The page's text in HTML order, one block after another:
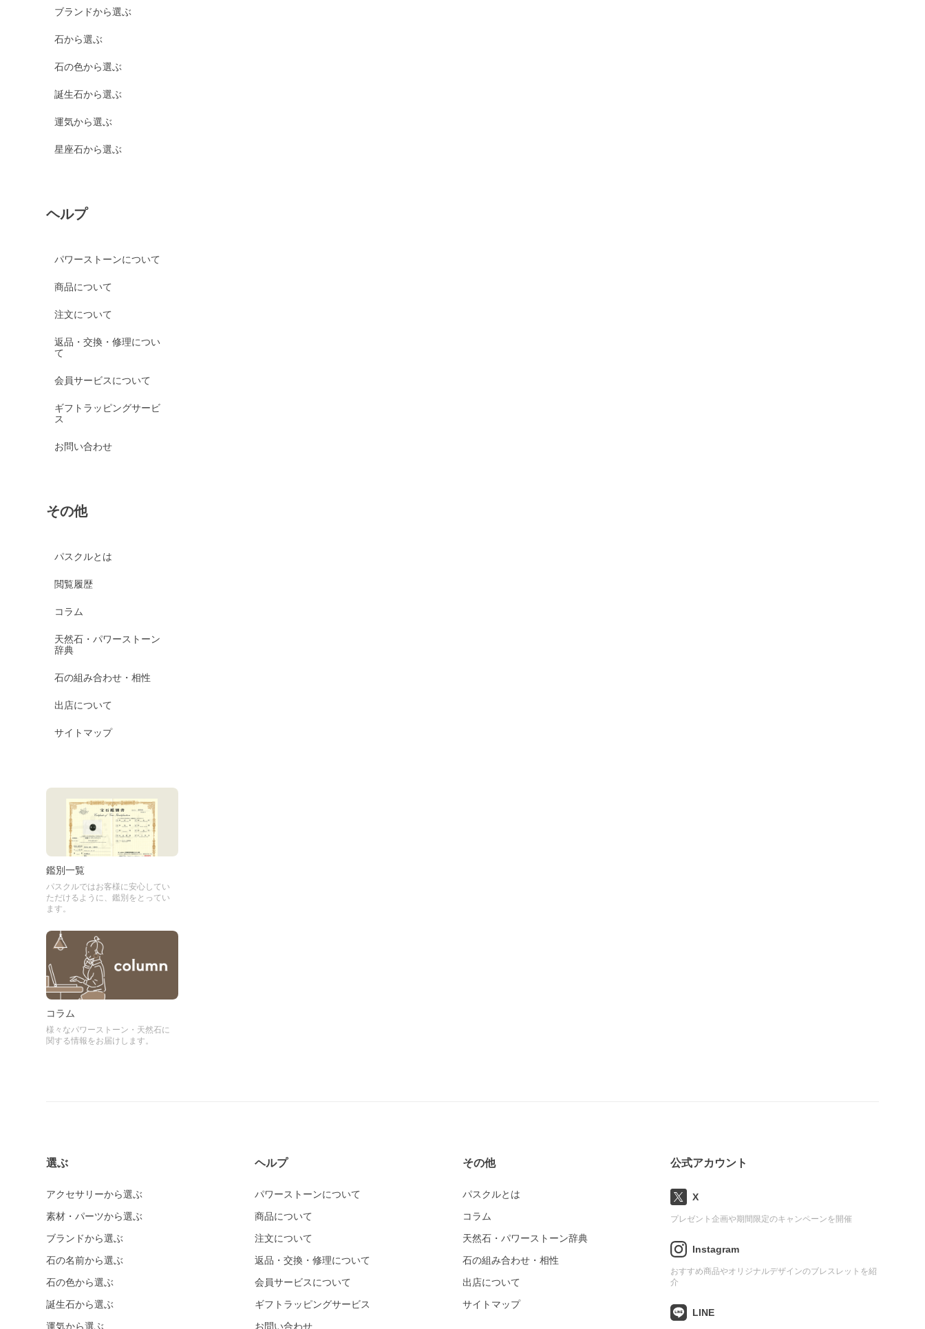
ブランドから選ぶ
石から選ぶ
石の色から選ぶ
誕生石から選ぶ
運気から選ぶ
星座石から選ぶ
ヘルプ
パワーストーンについて
商品について
注文について
返品・交換・修理につい
て
会員サービスについて
ギフトラッピングサービ
ス
お問い合わせ
その他
パスクルとは
閲覧履歴
コラム
天然石・パワーストーン
辞典
石の組み合わせ・相性
出店について
サイトマップ
鑑別一覧
パスクルではお客様に安心してい
ただけるように、鑑別をとってい
ます。
コラム
様々なパワーストーン・天然石に
関する情報をお届けします。
選ぶ
アクセサリーから選ぶ
素材・パーツから選ぶ
ブランドから選ぶ
石の名前から選ぶ
石の色から選ぶ
誕生石から選ぶ
運気から選ぶ
ヘルプ
パワーストーンについて
商品について
注文について
返品・交換・修理について
会員サービスについて
ギフトラッピングサービス
お問い合わせ
その他
パスクルとは
コラム
天然石・パワーストーン辞典
石の組み合わせ・相性
出店について
サイトマップ
公式アカウント
X
プレゼント企画や期間限定のキャンペーンを開催
Instagram
おすすめ商品やオリジナルデザインのブレスレットを紹
介
LINE